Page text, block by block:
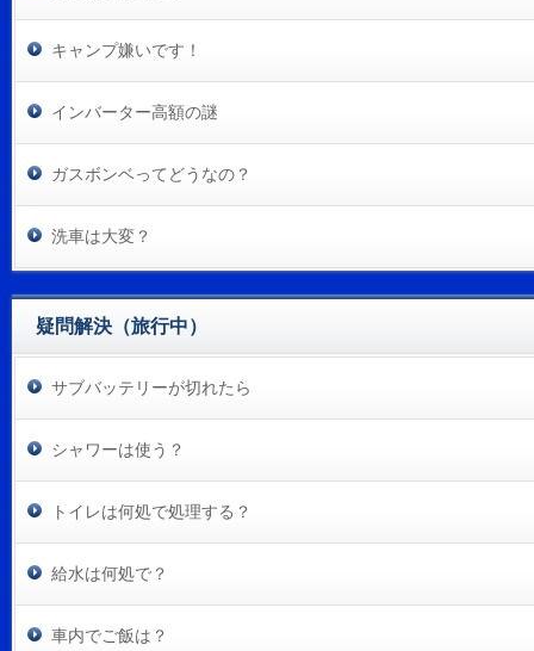
キャンプ嫌いです！
インバーター高額の謎
ガスボンベってどうなの？
洗車は大変？
疑問解決（旅行中）
サブバッテリーが切れたら
シャワーは使う？
トイレは何処で処理する？
給水は何処で？
車内でご飯は？